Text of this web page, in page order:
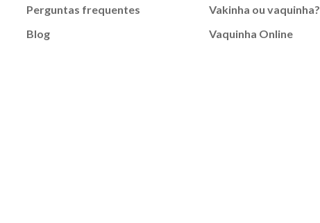
Perguntas frequentes
Blog
Vakinha ou vaquinha?
Vaquinha Online